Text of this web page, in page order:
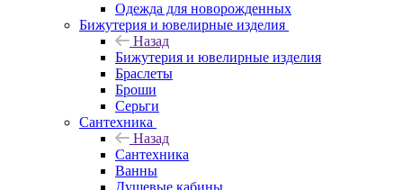
Одежда для новорожденных
Бижутерия и ювелирные изделия
Назад
Бижутерия и ювелирные изделия
Браслеты
Броши
Серьги
Сантехника
Назад
Сантехника
Ванны
Душевые кабины